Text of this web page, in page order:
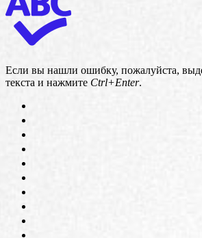
Если вы нашли ошибку, пожалуйста,
текста и нажмите Ctrl+Enter.